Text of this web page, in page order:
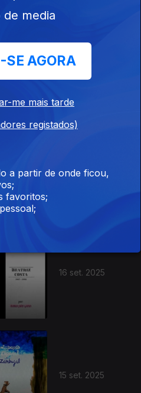
18 set. 2025
17 set. 2025
16 set. 2025
15 set. 2025
media
SE AGORA
me mais tarde
registados)
a partir de onde ficou,
favoritos;